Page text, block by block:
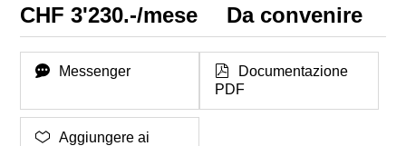
CHF 3'230.-/mese Da convenire
Messenger
Documentazione
PDF
Aggiungere ai